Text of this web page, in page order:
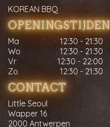
KOREAN BBQ
OPENINGSTIJDEN
Ma 12:30 - 21:30
Wo
12:30 - 21:30
Vr
12:30 - 22:00
Zo
12:30 - 21:30
CONTACT
Little Seoul
Wapper 16
2000 Antwerpen